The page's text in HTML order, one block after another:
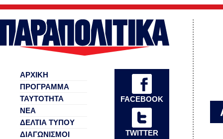
FACEBOOK
TWITTER
ΑΡΧΙΚΗ
ΠΡΟΓΡΑΜΜΑ
ΤΑΥΤΟΤΗΤΑ
ΝΕΑ
ΔΕΛΤΙΑ ΤΥΠΟΥ
ΔΙΑΓΩΝΙΣΜΟΙ